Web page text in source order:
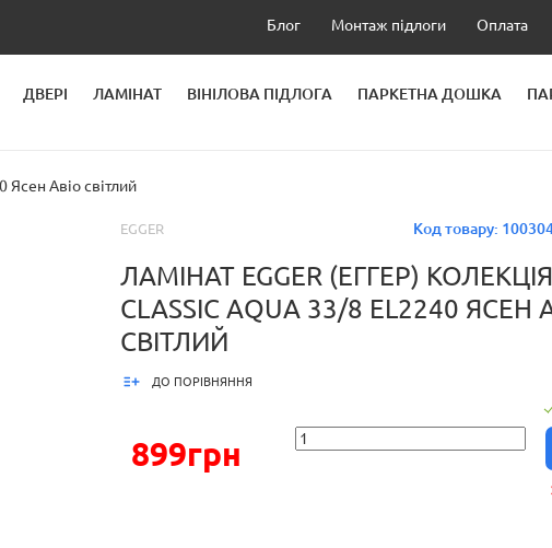
Блог Монтаж підлоги Оплата
ДВЕРІ ЛАМІНАТ ВІНІЛОВА ПІДЛОГА ПАРКЕТНА ДОШКА
Ясен Авіо світлий
Код товару:
EGGER
ЛАМІНАТ EGGER (ЕГГЕР) КОЛЕКЦІЯ
CLASSIC AQUA 33/8 EL2240 ЯСЕН
СВІТЛИЙ
ДО ПОРІВНЯННЯ
899грн